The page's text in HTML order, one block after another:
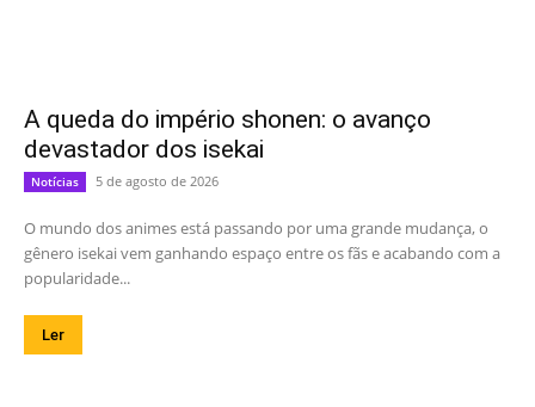
A queda do império shonen: o avanço
devastador dos isekai
Notícias 5 de agosto de 2026
O mundo dos animes está passando por uma grande mudança, o
gênero isekai vem ganhando espaço entre os fãs e acabando com a
popularidade...
Ler